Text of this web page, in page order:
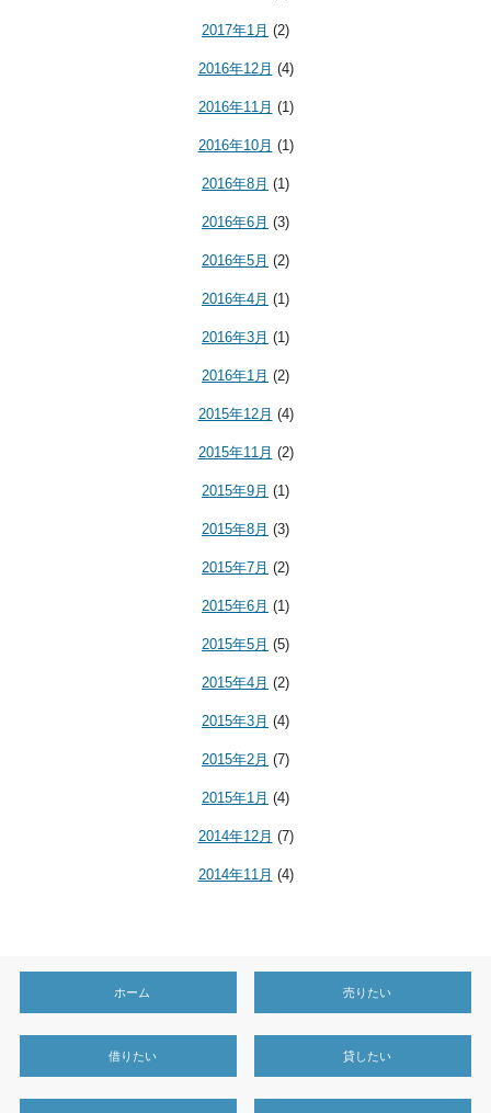
2017年1月 (2)
2016年12月 (4)
2016年11月 (1)
2016年10月 (1)
2016年8月 (1)
2016年6月 (3)
2016年5月 (2)
2016年4月 (1)
2016年3月 (1)
2016年1月 (2)
2015年12月 (4)
2015年11月 (2)
2015年9月 (1)
2015年8月 (3)
2015年7月 (2)
2015年6月 (1)
2015年5月 (5)
2015年4月 (2)
2015年3月 (4)
2015年2月 (7)
2015年1月 (4)
2014年12月 (7)
2014年11月 (4)
ホーム 売りたい
借りたい 貸したい